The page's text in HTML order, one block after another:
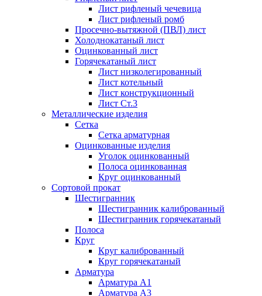
Лист рифленый чечевица
Лист рифленый ромб
Просечно-вытяжной (ПВЛ) лист
Холоднокатаный лист
Оцинкованный лист
Горячекатаный лист
Лист низколегированный
Лист котельный
Лист конструкционный
Лист Ст.3
Металлические изделия
Сетка
Сетка арматурная
Оцинкованные изделия
Уголок оцинкованный
Полоса оцинкованная
Круг оцинкованный
Сортовой прокат
Шестигранник
Шестигранник калиброванный
Шестигранник горячекатаный
Полоса
Круг
Круг калиброванный
Круг горячекатаный
Арматура
Арматура А1
Арматура А3